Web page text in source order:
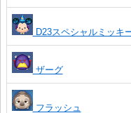
D23スペシャルミッキ
ザーグ
フラッシュ